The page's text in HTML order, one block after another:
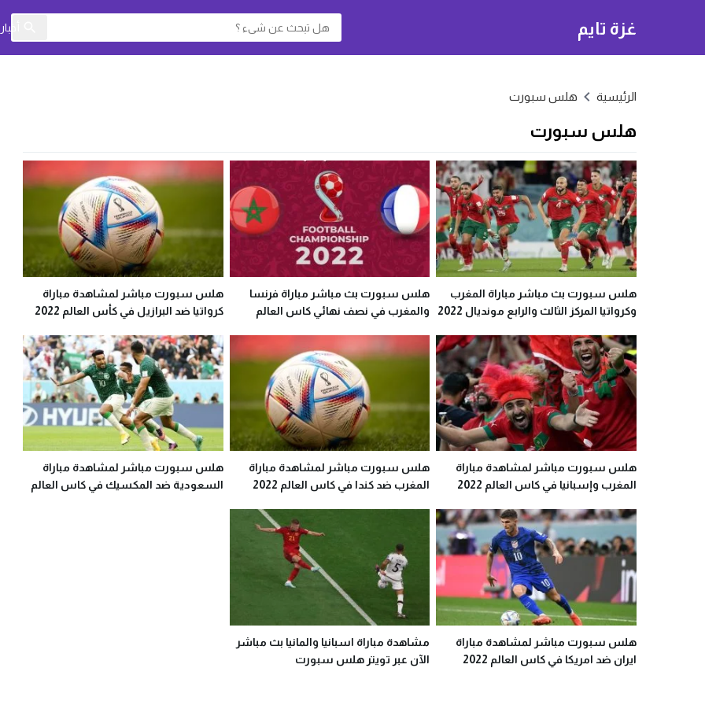
غزة تايم
الرئيسية هلس سبورت
هلس سبورت
هلس سبورت بث مباشر مباراة المغرب
وكرواتيا المركز الثالث والرابع مونديال 2022
هلس سبورت بث مباشر مباراة فرنسا
والمغرب في نصف نهائي كاس العالم
هلس سبورت مباشر لمشاهدة مباراة
كرواتيا ضد البرازيل في كأس العالم 2022
هلس سبورت مباشر لمشاهدة مباراة
المغرب وإسبانيا في كاس العالم 2022
هلس سبورت مباشر لمشاهدة مباراة
المغرب ضد كندا في كاس العالم 2022
هلس سبورت مباشر لمشاهدة مباراة
السعودية ضد المكسيك في كاس العالم
هلس سبورت مباشر لمشاهدة مباراة
ايران ضد امريكا في كاس العالم 2022
مشاهدة مباراة اسبانيا والمانيا بث مباشر
الآن عبر تويتر هلس سبورت